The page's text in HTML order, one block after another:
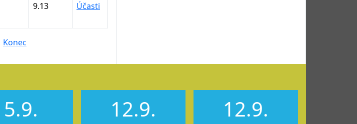
9.13 Účasti
Konec
5.9. 12.9. 12.9.